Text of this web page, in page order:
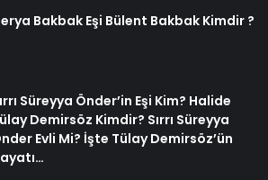
Bakbak Eşi Bülent Bakbak Kimdir ?
Süreyya Önder’in Eşi Kim? Halide
Demirsöz Kimdir? Sırrı Süreyya
Evli Mi? İşte Tülay Demirsöz’ün